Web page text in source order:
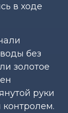
в ходе
без
золотое
руки